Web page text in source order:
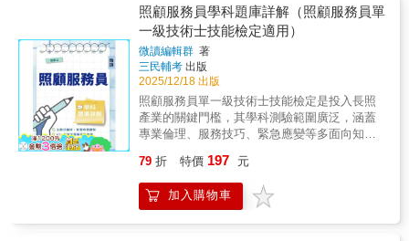
Code，方便考生立即查詢最新法規現況。
（三）圖表彙整一目瞭然系統化整理及歸納各
章之考點，融入核心概念，彙整成清晰易懂的
圖表，方便考生快速吸收、比較與記憶，將重
點與法規融會貫通，必能輕鬆得分。
轉為白話文直覺的文字，有些書中已經轉好
了，方便你去理解他，當然你也可以寫下自己
的記憶方法。每個人的人生視野感受不同，閱
讀法條的過程，請不斷地透過想像、連結將場
景和人物具體化、形象化，你會發現讀書考
試，也可以很有趣。適用對象欲報考就業服務
檢定乙級的考生改版差異依據修法修訂使用功
效書籍透過系統化的推理與理解訓練，引導讀
者運用歸納、分析、拆解與重組的方式，逐步
掌握複雜的法律條文結構，避免死背造成的遺
照顧服務員學科題庫詳解（照顧服務員單
一級技術士技能檢定適用）
微讀編輯群 著
三民輔考 出版
2025/12/18 出版
照顧服務員單一級技術士技能檢定是投入長照
產業的關鍵門檻，其學科測驗範圍廣泛，涵蓋
專業倫理、服務技巧、緊急應變等多面向知
視學習成果，是順利通過考試的不二法門。本
書（書號：9789860616194）由專業編輯團隊
精心編纂，完全針對照顧服務員單一級技術士
79 折 特價 197 元
加入購物車